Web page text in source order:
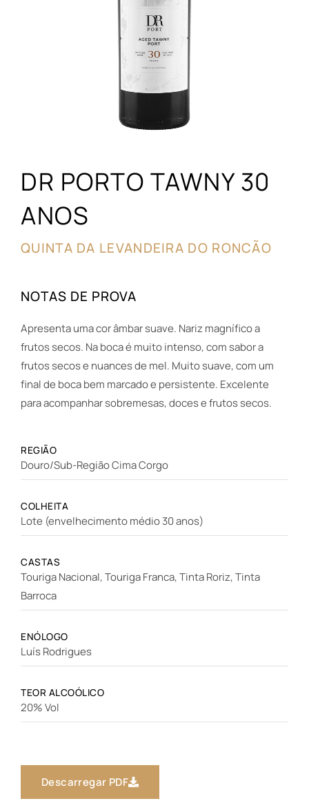
DR PORTO TAWNY 30
ANOS
QUINTA DA LEVANDEIRA DO RONCÃO
NOTAS DE PROVA
Apresenta uma cor âmbar suave. Nariz magnífico a
frutos secos. Na boca é muito intenso, com sabor a
frutos secos e nuances de mel. Muito suave, com um
final de boca bem marcado e persistente. Excelente
para acompanhar sobremesas, doces e frutos secos.
REGIÃO
Douro/Sub-Região Cima Corgo
COLHEITA
Lote (envelhecimento médio 30 anos)
CASTAS
Touriga Nacional, Touriga Franca, Tinta Roriz, Tinta
Barroca
ENÓLOGO
Luís Rodrigues
TEOR ALCOÓLICO
20% Vol
Descarregar PDF